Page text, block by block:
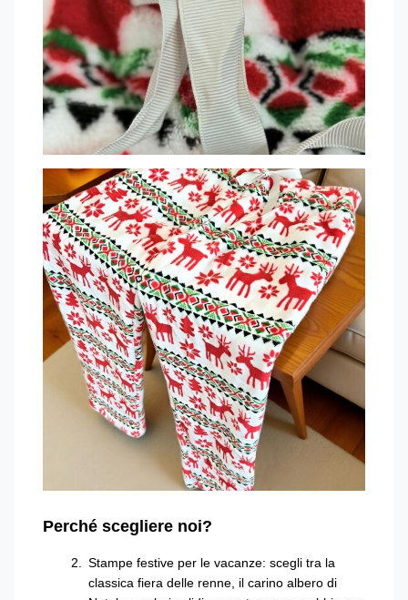
Perché scegliere noi?
Stampe festive per le vacanze: scegli tra la
classica fiera delle renne, il carino albero di